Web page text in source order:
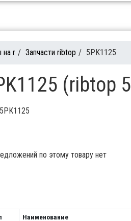
на r / Запчасти ribtop / 5PK1125
(ribtop
по этому товару нет
Наименование